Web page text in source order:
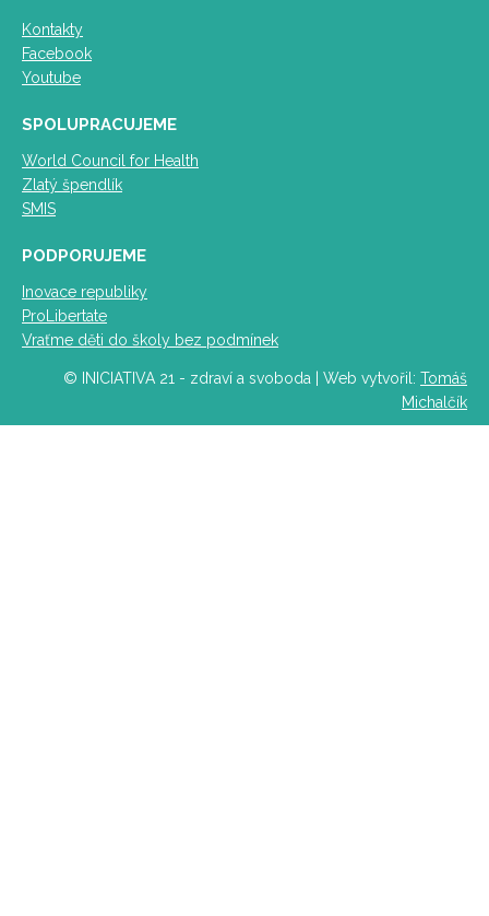
Kontakty
Facebook
Youtube
SPOLUPRACUJEME
World Council for Health
Zlatý špendlík
SMIS
PODPORUJEME
Inovace republiky
ProLibertate
Vraťme děti do školy bez podmínek
© INICIATIVA 21 - zdraví a svoboda | Web vytvořil: Tomáš
Michalčík